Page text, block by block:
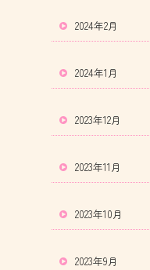
2024年2月
2024年1月
2023年12月
2023年11月
2023年10月
2023年9月